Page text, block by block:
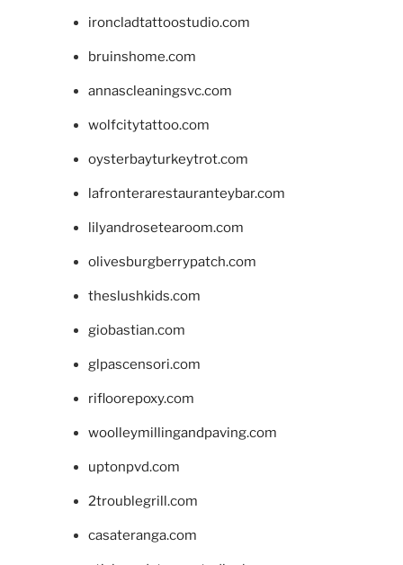
ironcladtattoostudio.com
bruinshome.com
annascleaningsvc.com
wolfcitytattoo.com
oysterbayturkeytrot.com
lafronterarestauranteybar.com
lilyandrosetearoom.com
olivesburgberrypatch.com
theslushkids.com
giobastian.com
glpascensori.com
rifloorepoxy.com
woolleymillingandpaving.com
uptonpvd.com
2troublegrill.com
casateranga.com